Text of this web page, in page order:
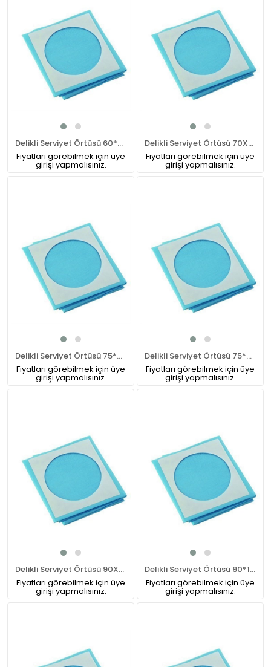
Delikli Serviyet Örtüsü 60*90 cm
Fiyatları görebilmek için üye
girişi yapmalısınız.
Delikli Serviyet Örtüsü 70X70 CM
Fiyatları görebilmek için üye
girişi yapmalısınız.
Delikli Serviyet Örtüsü 75*75 CM
Fiyatları görebilmek için üye
girişi yapmalısınız.
Delikli Serviyet Örtüsü 75*90cm
Fiyatları görebilmek için üye
girişi yapmalısınız.
Delikli Serviyet Örtüsü 90X90 CM
Fiyatları görebilmek için üye
girişi yapmalısınız.
Delikli Serviyet Örtüsü 90*100 CM
Fiyatları görebilmek için üye
girişi yapmalısınız.